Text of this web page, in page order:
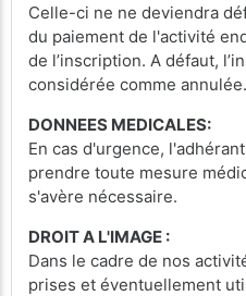
Celle-ci ne ne deviendra
du paiement de l'activité
de l’inscription. A défaut,
considérée comme annulée.
DONNEES MEDICALES:
En cas d'urgence,
prendre toute mesure
s'avère nécessaire.
DROIT A L'IMAGE :
Dans le cadre de nos
prises et éventuellement